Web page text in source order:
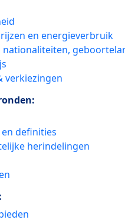
en energieverbruik
nationaliteiten,
verkiezingen
definities
herindelingen